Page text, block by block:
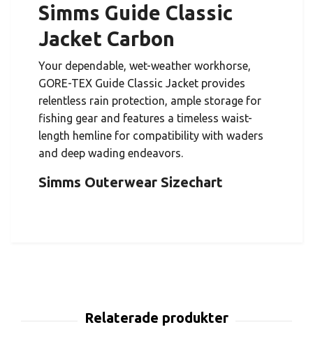
Simms Guide Classic
Jacket Carbon
Your dependable, wet-weather workhorse,
GORE-TEX Guide Classic Jacket provides
relentless rain protection, ample storage for
fishing gear and features a timeless waist-
length hemline for compatibility with waders
and deep wading endeavors.
Simms Outerwear Sizechart